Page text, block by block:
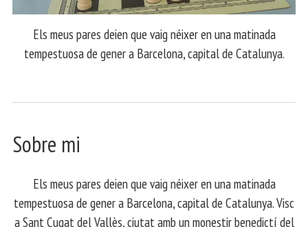
Els meus pares deien que vaig néixer en una matinada
tempestuosa de gener a Barcelona, capital de Catalunya.
Sobre mi
Els meus pares deien que vaig néixer en una matinada
tempestuosa de gener a Barcelona, capital de Catalunya. Visc
a Sant Cugat del Vallès, ciutat amb un monestir benedictí del